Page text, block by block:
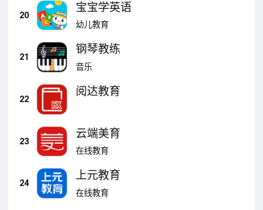
20
宝宝学英语
幼儿教育
21
钢琴教练
音乐
22
阅达教育
23
云端美育
在线教育
24
上元教育
在线教育